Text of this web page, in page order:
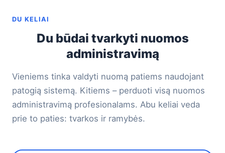
DU KELIAI
Du būdai tvarkyti nuomos
administravimą
Vieniems tinka valdyti nuomą patiems naudojant
patogią sistemą. Kitiems – perduoti visą nuomos
administravimą profesionalams. Abu keliai veda
prie to paties: tvarkos ir ramybės.